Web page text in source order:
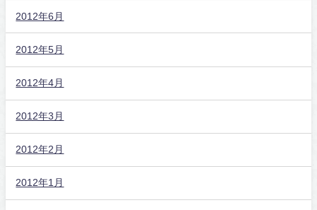
2012年6月
2012年5月
2012年4月
2012年3月
2012年2月
2012年1月